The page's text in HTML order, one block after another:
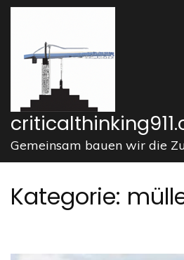
Zum
springen
drücken)
Gemeinsam bauen wir die
Kategorie: